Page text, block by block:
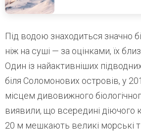
Під водою знаходиться значно
ніж на суші — за оцінками, їх
Один із найактивніших
біля Соломонових островів, у
місцем дивовижного
виявили, що всередині діючого
20 м мешкають великі морські